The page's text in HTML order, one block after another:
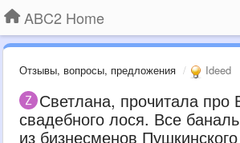
ABC2 Home
Отзывы, вопросы, предложения Ideed
Светлана, прочитала про
свадебного лося. Все
из бизнесменов